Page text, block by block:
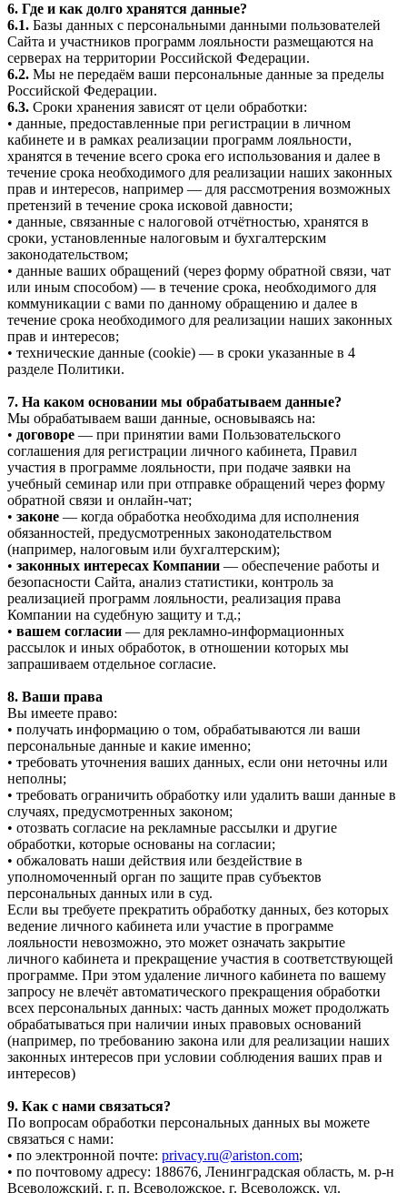
6. Где и как долго хранятся данные?
6.1. Базы данных с персональными данными пользователей
Сайта и участников программ лояльности размещаются на
серверах на территории Российской Федерации.
6.2. Мы не передаём ваши персональные данные за пределы
Российской Федерации.
6.3. Сроки хранения зависят от цели обработки:
• данные, предоставленные при регистрации в личном
кабинете и в рамках реализации программ лояльности,
хранятся в течение всего срока его использования и далее в
течение срока необходимого для реализации наших законных
прав и интересов, например — для рассмотрения возможных
претензий в течение срока исковой давности;
• данные, связанные с налоговой отчётностью, хранятся в
сроки, установленные налоговым и бухгалтерским
законодательством;
• данные ваших обращений (через форму обратной связи, чат
или иным способом) — в течение срока, необходимого для
коммуникации с вами по данному обращению и далее в
течение срока необходимого для реализации наших законных
прав и интересов;
• технические данные (cookie) — в сроки указанные в 4
разделе Политики.
7. На каком основании мы обрабатываем данные?
Мы обрабатываем ваши данные, основываясь на:
• договоре — при принятии вами Пользовательского
соглашения для регистрации личного кабинета, Правил
участия в программе лояльности, при подаче заявки на
учебный семинар или при отправке обращений через форму
обратной связи и онлайн-чат;
• законе — когда обработка необходима для исполнения
обязанностей, предусмотренных законодательством
(например, налоговым или бухгалтерским);
• законных интересах Компании — обеспечение работы и
безопасности Сайта, анализ статистики, контроль за
реализацией программ лояльности, реализация права
Компании на судебную защиту и т.д.;
• вашем согласии — для рекламно-информационных
рассылок и иных обработок, в отношении которых мы
запрашиваем отдельное согласие.
8. Ваши права
Вы имеете право:
• получать информацию о том, обрабатываются ли ваши
персональные данные и какие именно;
• требовать уточнения ваших данных, если они неточны или
неполны;
• требовать ограничить обработку или удалить ваши данные в
случаях, предусмотренных законом;
• отозвать согласие на рекламные рассылки и другие
обработки, которые основаны на согласии;
• обжаловать наши действия или бездействие в
уполномоченный орган по защите прав субъектов
персональных данных или в суд.
Если вы требуете прекратить обработку данных, без которых
ведение личного кабинета или участие в программе
лояльности невозможно, это может означать закрытие
личного кабинета и прекращение участия в соответствующей
программе. При этом удаление личного кабинета по вашему
запросу не влечёт автоматического прекращения обработки
всех персональных данных: часть данных может продолжать
обрабатываться при наличии иных правовых оснований
(например, по требованию закона или для реализации наших
законных интересов при условии соблюдения ваших прав и
интересов)
9. Как с нами связаться?
По вопросам обработки персональных данных вы можете
связаться с нами:
• по электронной почте: privacy.ru@ariston.com;
• по почтовому адресу: 188676, Ленинградская область, м. р-н
Всеволожский, г. п. Всеволожское, г. Всеволожск, ул.